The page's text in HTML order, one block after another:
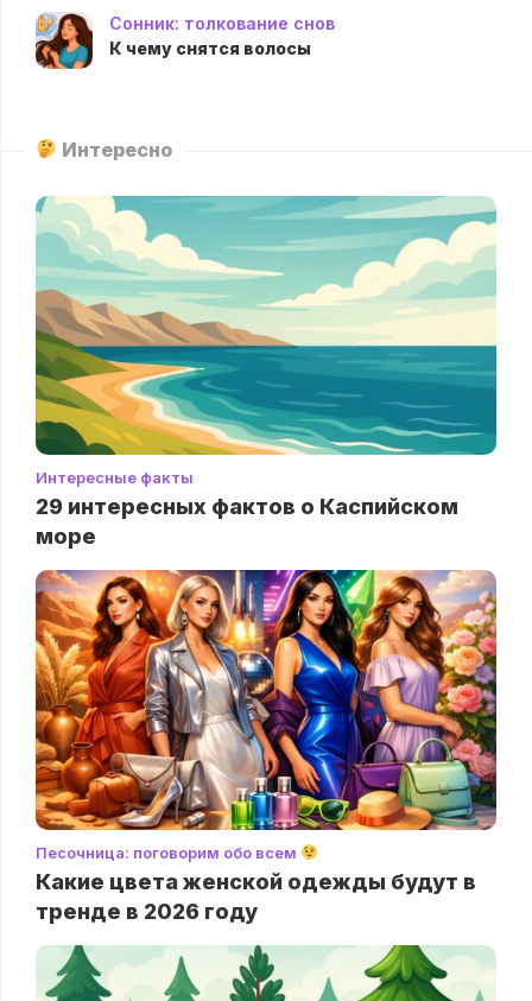
Сонник: толкование снов
К чему снятся волосы
Интересно
Интересные факты
29 интересных фактов о Каспийском
море
Песочница: поговорим обо всем
Какие цвета женской одежды будут в
тренде в 2026 году